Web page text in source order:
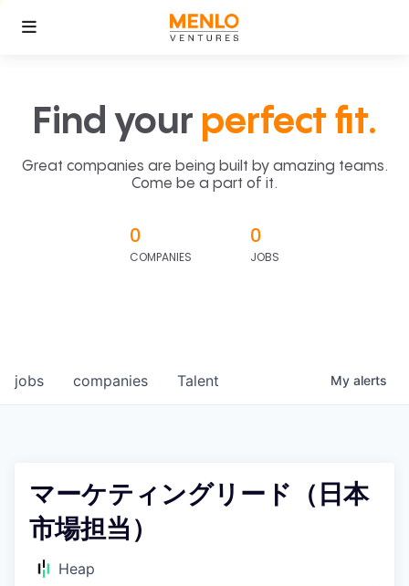
Find your perfect fit.
Great companies are being built by amazing teams.
Come be a part of it.
0
COMPANIES
0
JOBS
jobs companies Talent My alerts
マーケティングリード（日本
市場担当）
Heap